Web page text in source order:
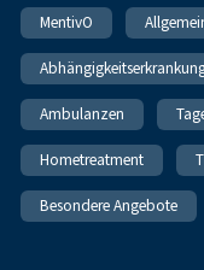
MentivO
Ambulanzen
Hometreatment
Besondere Angebote